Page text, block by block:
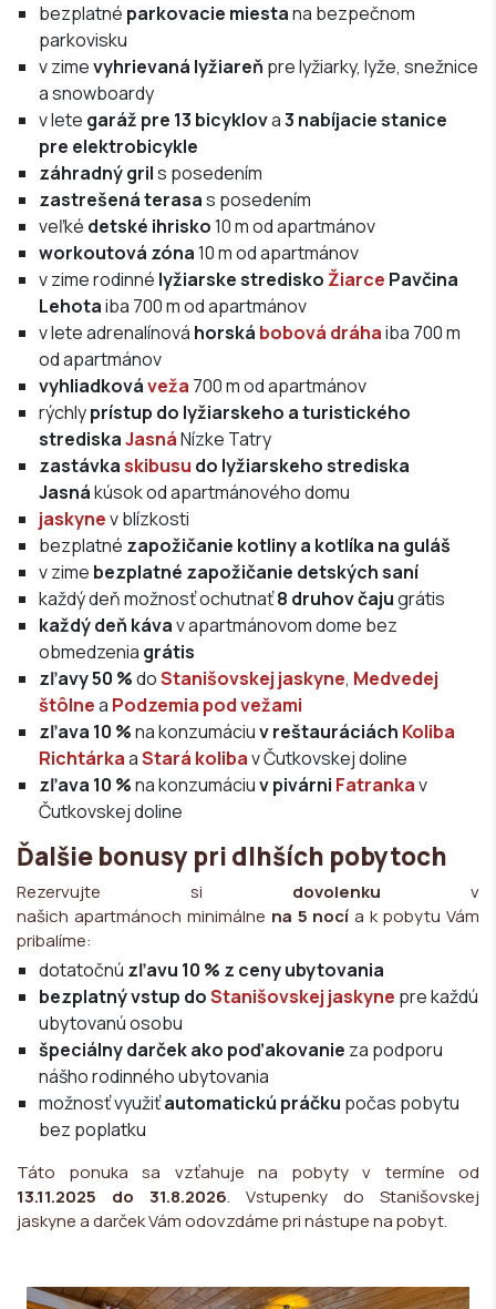
bezplatné parkovacie miestana bezpečnom
parkovisku
v zimevyhrievaná lyžiareň pre lyžiarky, lyže, snežnice
a snowboardy
v lete garáž pre 13 bicyklova3 nabíjacie stanice
pre elektrobicykle
záhradný grils posedením
zastrešená terasas posedením
veľké detské ihrisko10 m od apartmánov
workoutová zóna10 m od apartmánov
v zime rodinné lyžiarske stredisko Žiarce Pavčina
Lehotaiba 700 m od apartmánov
v lete adrenalínová horská bobová dráhaiba 700 m
od apartmánov
vyhliadkováveža 700 m od apartmánov
rýchlyprístup do lyžiarskeho a turistického
strediskaJasnáNízke Tatry
zastávkaskibusu do lyžiarskeho strediska
Jasnákúsok od apartmánového domu
jaskynev blízkosti
bezplatné zapožičanie kotliny a kotlíka na guláš
v zime bezplatné zapožičanie detských saní
každý deň možnosť ochutnať8 druhov čajugrátis
každý deň kávav apartmánovom dome bez
obmedzenia grátis
zľavy 50 %doStanišovskej jaskyne, Medvedej
štôlnea Podzemia pod vežami
zľava 10 %na konzumáciuv reštauráciách Koliba
RichtárkaaStará kolibav Čutkovskej doline
zľava 10 %na konzumáciuv pivárni Fatrankav
Čutkovskej doline
Ďalšie bonusy pri dlhších pobytoch
Rezervujte si dovolenku v
našich apartmánoch minimálne na 5 nocí a k pobytu Vám
pribalíme:
dotatočnú zľavu 10 % z ceny ubytovania
bezplatný vstup doStanišovskej jaskyne pre každú
ubytovanú osobu
špeciálny darček ako poďakovanie za podporu
nášho rodinného ubytovania
možnosť využiťautomatickú práčku počas pobytu
bez poplatku
Táto ponuka sa vzťahuje na pobyty v termíne od
13.11.2025 do 31.8.2026. Vstupenky do Stanišovskej
jaskyne a darček Vám odovzdáme pri nástupe na pobyt.